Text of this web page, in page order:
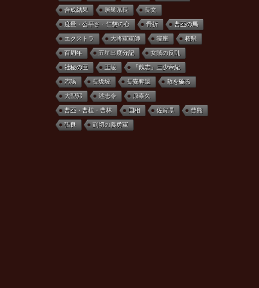
合成結果 居巣県長 長文
度量・公平さ・仁慈の心 骨折 曹丕の馬
エクストラ 大将軍軍師 寝座 柘県
百周年 五星出度分記 女賊の反乱
社稷の臣 王淩 「魏志」三少帝紀
応瑒 長坂坡 長安奪還 敵を破る
大聖郭 述志令 原泰久
曹丕・曹植・曹林 国相 佐賀県 曹熊
張良 剴切の義勇軍